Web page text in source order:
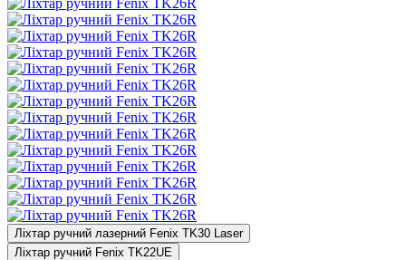
Ліхтар ручний лазерний Fenix TK30 Laser
Ліхтар ручний Fenix TK22UE